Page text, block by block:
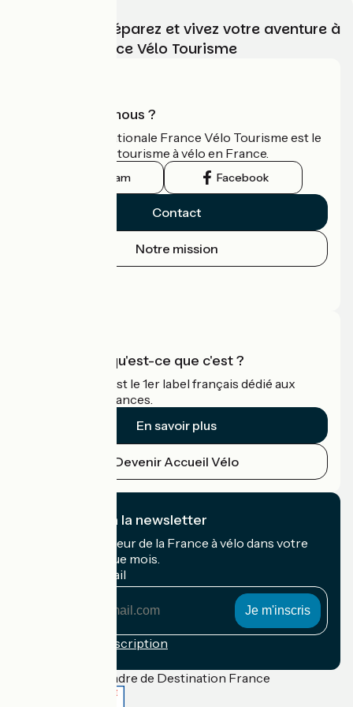
Choisissez, préparez et vivez votre aventure à
vélo avec France Vélo Tourisme
Qui sommes-nous ?
L'association nationale France Vélo Tourisme est le
guide officiel du tourisme à vélo en France.
Instagram Facebook
Contact
Notre mission
Accueil Vélo qu'est-ce que c'est ?
Accueil Vélo c'est le 1er label français dédié aux
cyclistes en vacances.
En savoir plus
Devenir Accueil Vélo
Je m'abonne à la newsletter
Recevez le meilleur de la France à vélo dans votre
boîte mail chaque mois.
Mon adresse mail
Conditions d'inscription
Financé dans le cadre de Destination France